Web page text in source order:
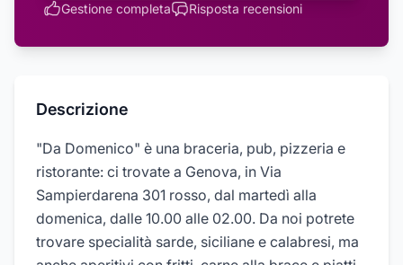
Gestione completa Risposta recensioni
Descrizione
"Da Domenico" è una braceria, pub, pizzeria e
ristorante: ci trovate a Genova, in Via
Sampierdarena 301 rosso, dal martedì alla
domenica, dalle 10.00 alle 02.00. Da noi potrete
trovare specialità sarde, siciliane e calabresi, ma